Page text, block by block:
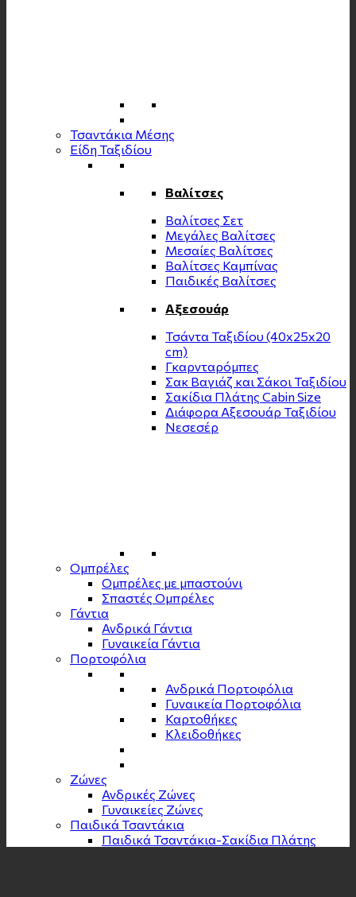
Τσαντάκια Μέσης
Είδη Ταξιδίου
Βαλίτσες
Βαλίτσες Σετ
Μεγάλες Βαλίτσες
Μεσαίες Βαλίτσες
Βαλίτσες Καμπίνας
Παιδικές Βαλίτσες
Αξεσουάρ
Τσάντα Ταξιδίου (40x25x20
cm)
Γκαρνταρόμπες
Σακ Βαγιάζ και Σάκοι Ταξιδίου
Σακίδια Πλάτης Cabin Size
Διάφορα Αξεσουάρ Ταξιδίου
Νεσεσέρ
Ομπρέλες
Ομπρέλες με μπαστούνι
Σπαστές Ομπρέλες
Γάντια
Ανδρικά Γάντια
Γυναικεία Γάντια
Πορτοφόλια
Ανδρικά Πορτοφόλια
Γυναικεία Πορτοφόλια
Καρτοθήκες
Κλειδοθήκες
Zώνες
Ανδρικές Ζώνες
Γυναικείες Ζώνες
Παιδικά Τσαντάκια
Παιδικά Τσαντάκια-Σακίδια Πλάτης